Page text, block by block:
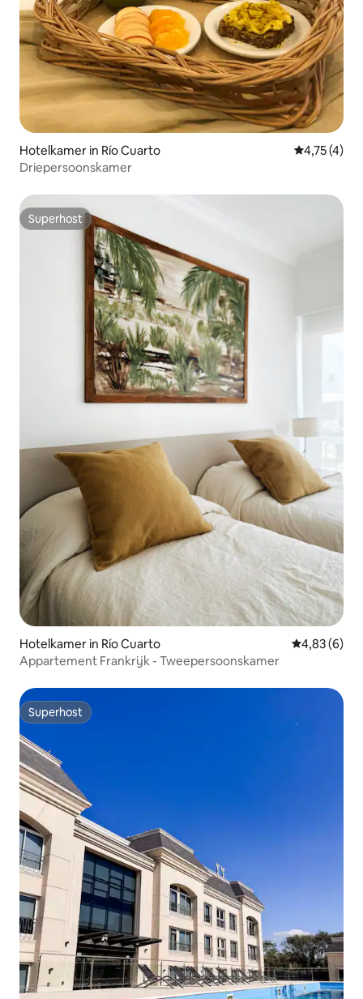
Hotelkamer in Río Cuarto
4,75 (4)
Driepersoonskamer
Superhost
Superhost
Hotelkamer in Río Cuarto Gemiddelde
4,83 (6)
Appartement Frankrijk - Tweepersoonskamer
Superhost
Superhost